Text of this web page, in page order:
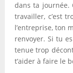
dans ta journée.
travailler, c’est
l’entreprise, ton
renvoyer. Si tu
tenue trop
t’aider à faire le